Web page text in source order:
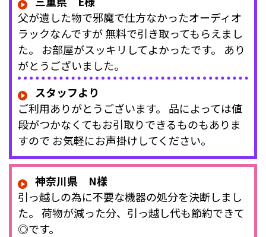
父が遺した物で邪魔で仕方なかったオーディオ
ラックなんですが 無料で引き取ってもらえまし
た。 お部屋がスッキリしてよかったです。 あり
がとうございました。
スタッフより
ご利用ありがとうございます。 品によっては値
段がつかなくてもお引取りできるものもありま
すので お気軽にお声掛けしてください。
神奈川県 N様
引っ越しの為に不要な機器の処分を決断しまし
た。 荷物が減った分、引っ越し代も節約できて
◎です。